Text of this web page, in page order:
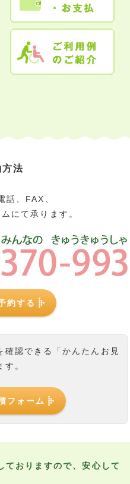
方法
話、FAX、
にて承ります。
約する
確認できる
「かんたんお見
。
フォーム
ておりますので、安心して